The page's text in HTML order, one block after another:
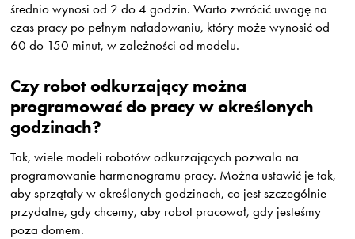
średnio wynosi od 2 do 4 godzin. Warto zwrócić uwagę na
czas pracy po pełnym naładowaniu, który może wynosić od
60 do 150 minut, w zależności od modelu.
Czy robot odkurzający można
programować do pracy w określonych
godzinach?
Tak, wiele modeli robotów odkurzających pozwala na
programowanie harmonogramu pracy. Można ustawić je tak,
aby sprzątały w określonych godzinach, co jest szczególnie
przydatne, gdy chcemy, aby robot pracował, gdy jesteśmy
poza domem.